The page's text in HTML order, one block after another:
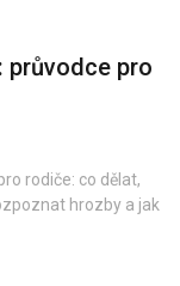
průvodce pro
rodiče: co dělat,
hrozby a jak